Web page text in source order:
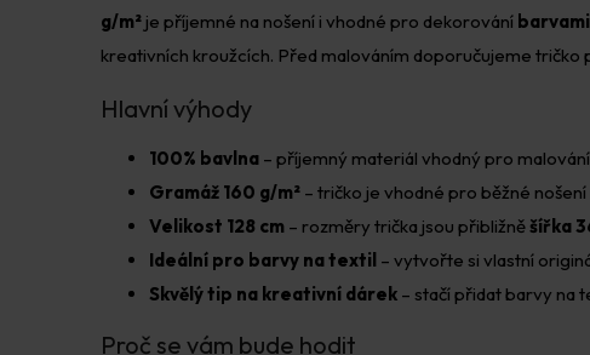
g/m² je příjemné na nošení i vhodné pro dekorování
kreativních kroužcích. Před malováním doporučujeme tričko
Hlavní výhody
100% bavlna – příjemný materiál vhodný pro
Gramáž 160 g/m² – tričko je vhodné pro běžné
Velikost 128 cm – rozměry trička jsou přibližněšířka
Ideální pro barvy na textil – vytvořte si vlastní
Skvělý tip na kreativní dárek – stačí přidat barvy na
Proč se vám bude hodit